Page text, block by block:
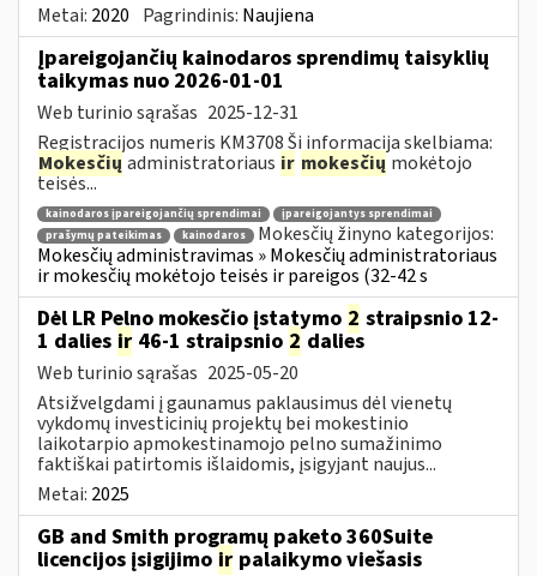
Metai: 2020 Pagrindinis: Naujiena
Įpareigojančių kainodaros sprendimų taisyklių
taikymas nuo 2026-01-01
Web turinio sąrašas 2025-12-31
Registracijos numeris KM3708 Ši informacija skelbiama:
Mokesčių administratoriaus ir mokesčių mokėtojo
teisės...
kainodaros įpareigojančių sprendimai
įpareigojantys sprendimai
prašymų pateikimas
kainodaros
Mokesčių žinyno kategorijos:
Mokesčių administravimas » Mokesčių administratoriaus
ir mokesčių mokėtojo teisės ir pareigos (32-42 s
Dėl LR Pelno mokesčio įstatymo 2 straipsnio 12-
1 dalies ir 46-1 straipsnio 2 dalies
Web turinio sąrašas 2025-05-20
Atsižvelgdami į gaunamus paklausimus dėl vienetų
vykdomų investicinių projektų bei mokestinio
laikotarpio apmokestinamojo pelno sumažinimo
faktiškai patirtomis išlaidomis, įsigyjant naujus...
Metai: 2025
GB and Smith programų paketo 360Suite
licencijos įsigijimo ir palaikymo viešasis